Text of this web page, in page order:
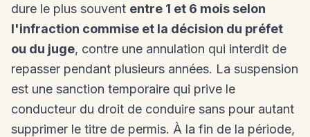
dure le plus souvent entre 1 et 6 mois selon
l'infraction commise et la décision du préfet
ou du juge, contre une annulation qui interdit de
repasser pendant plusieurs années. La suspension
est une sanction temporaire qui prive le
conducteur du droit de conduire sans pour autant
supprimer le titre de permis. À la fin de la période,